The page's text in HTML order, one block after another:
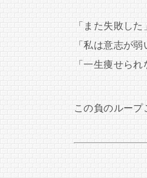
「また失敗した
「私は意志が弱
「一生痩せられ
この負のループ